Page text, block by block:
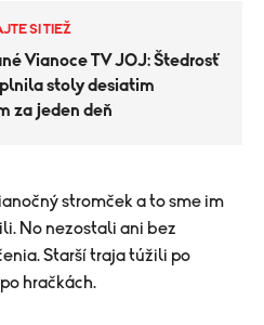
SI TIEŽ
Vianoce TV JOJ: Štedrosť
stoly desiatim
za jeden deň
stromček a to sme im
No nezostali ani bez
Starší traja túžili po
hračkách.